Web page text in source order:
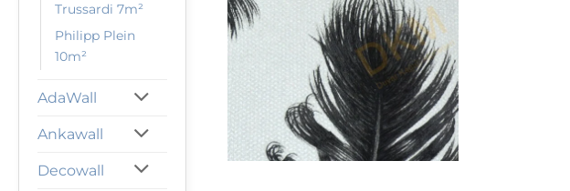
Trussardi 7m²
Philipp Plein
10m²
AdaWall
Ankawall
Decowall